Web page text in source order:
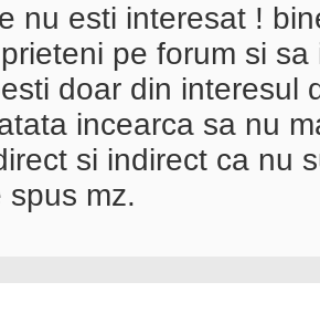
nu esti interesat !
pe forum si
doar din interesul
incearca sa nu
si indirect ca nu
spus mz.